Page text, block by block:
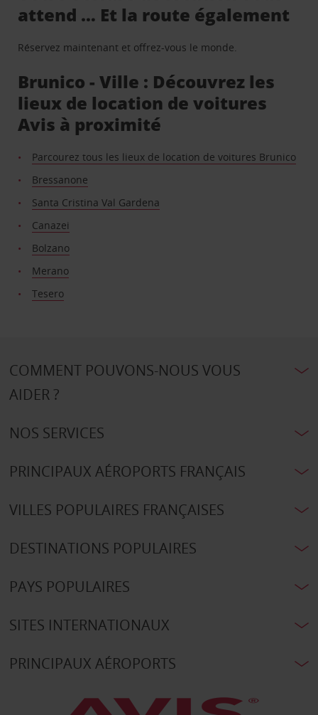
attend … Et la route également
Réservez maintenant et offrez-vous le monde.
Brunico - Ville : Découvrez les
lieux de location de voitures
Avis à proximité
Parcourez tous les lieux de location de voitures Brunico
Bressanone
Santa Cristina Val Gardena
Canazei
Bolzano
Merano
Tesero
COMMENT POUVONS-NOUS VOUS
AIDER ?
NOS SERVICES
PRINCIPAUX AÉROPORTS FRANÇAIS
VILLES POPULAIRES FRANÇAISES
DESTINATIONS POPULAIRES
PAYS POPULAIRES
SITES INTERNATIONAUX
PRINCIPAUX AÉROPORTS